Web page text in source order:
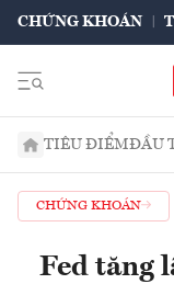
CHỨNG KHOÁN
TIÊU ĐIỂMĐẦU
CHỨNG KHOÁN
Fed tăng